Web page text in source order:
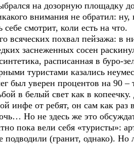
на дозорную площадку
внимания не обратил:
смотрит, коли есть на что.
похвал пейзажа: в
заснеженных сосен
расписанная в
туристами казались
был уверен процентов на 90
в белый свет как в
инфе от ребят, он сам как
Но не здесь же это
пока вели себя «туристы»:
(гранит, однако). Но